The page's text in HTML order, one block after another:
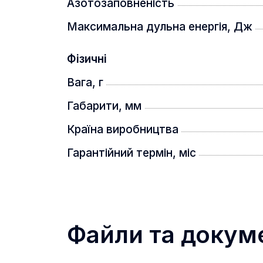
Діаметр тубуса: 30 мм
Сумісність зі зброєю:
Характеристики патрона: .375 H&H
Комплектація:
Бленда
Батарейка СR2032
Інформаційний вкладиш
Серветка для протирання оптики
Азотозаповненість
Максимальна дульна енергія, Дж
Фізичні
Вага, г
Габарити, мм
Країна виробництва
Гарантійний термін, міс
Файли та